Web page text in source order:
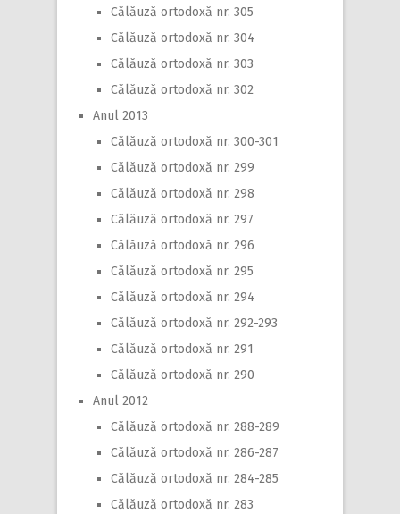
Călăuză ortodoxă nr. 305
Călăuză ortodoxă nr. 304
Călăuză ortodoxă nr. 303
Călăuză ortodoxă nr. 302
Anul 2013
Călăuză ortodoxă nr. 300-301
Călăuză ortodoxă nr. 299
Călăuză ortodoxă nr. 298
Călăuză ortodoxă nr. 297
Călăuză ortodoxă nr. 296
Călăuză ortodoxă nr. 295
Călăuză ortodoxă nr. 294
Călăuză ortodoxă nr. 292-293
Călăuză ortodoxă nr. 291
Călăuză ortodoxă nr. 290
Anul 2012
Călăuză ortodoxă nr. 288-289
Călăuză ortodoxă nr. 286-287
Călăuză ortodoxă nr. 284-285
Călăuză ortodoxă nr. 283